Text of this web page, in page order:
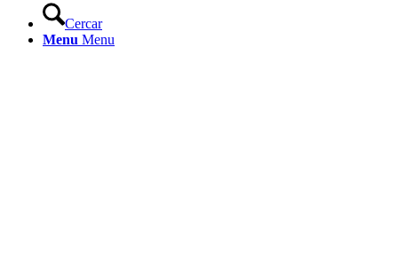
Cercar
Menu Menu